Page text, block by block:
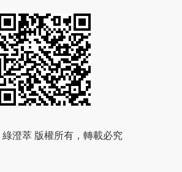
澄萃 版權所有，轉載必究